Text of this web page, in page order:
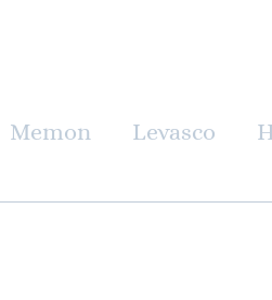
Memon Levasco